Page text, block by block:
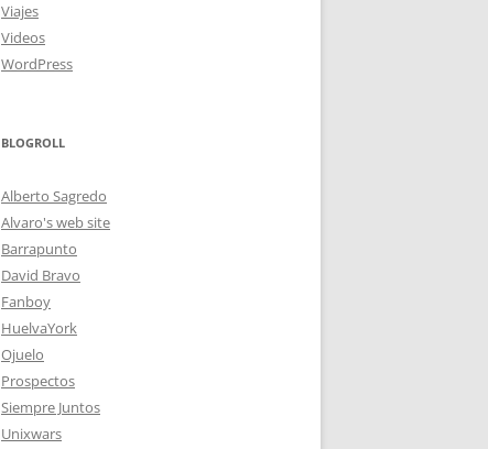
Viajes
Videos
WordPress
BLOGROLL
Alberto Sagredo
Alvaro's web site
Barrapunto
David Bravo
Fanboy
HuelvaYork
Ojuelo
Prospectos
Siempre Juntos
Unixwars